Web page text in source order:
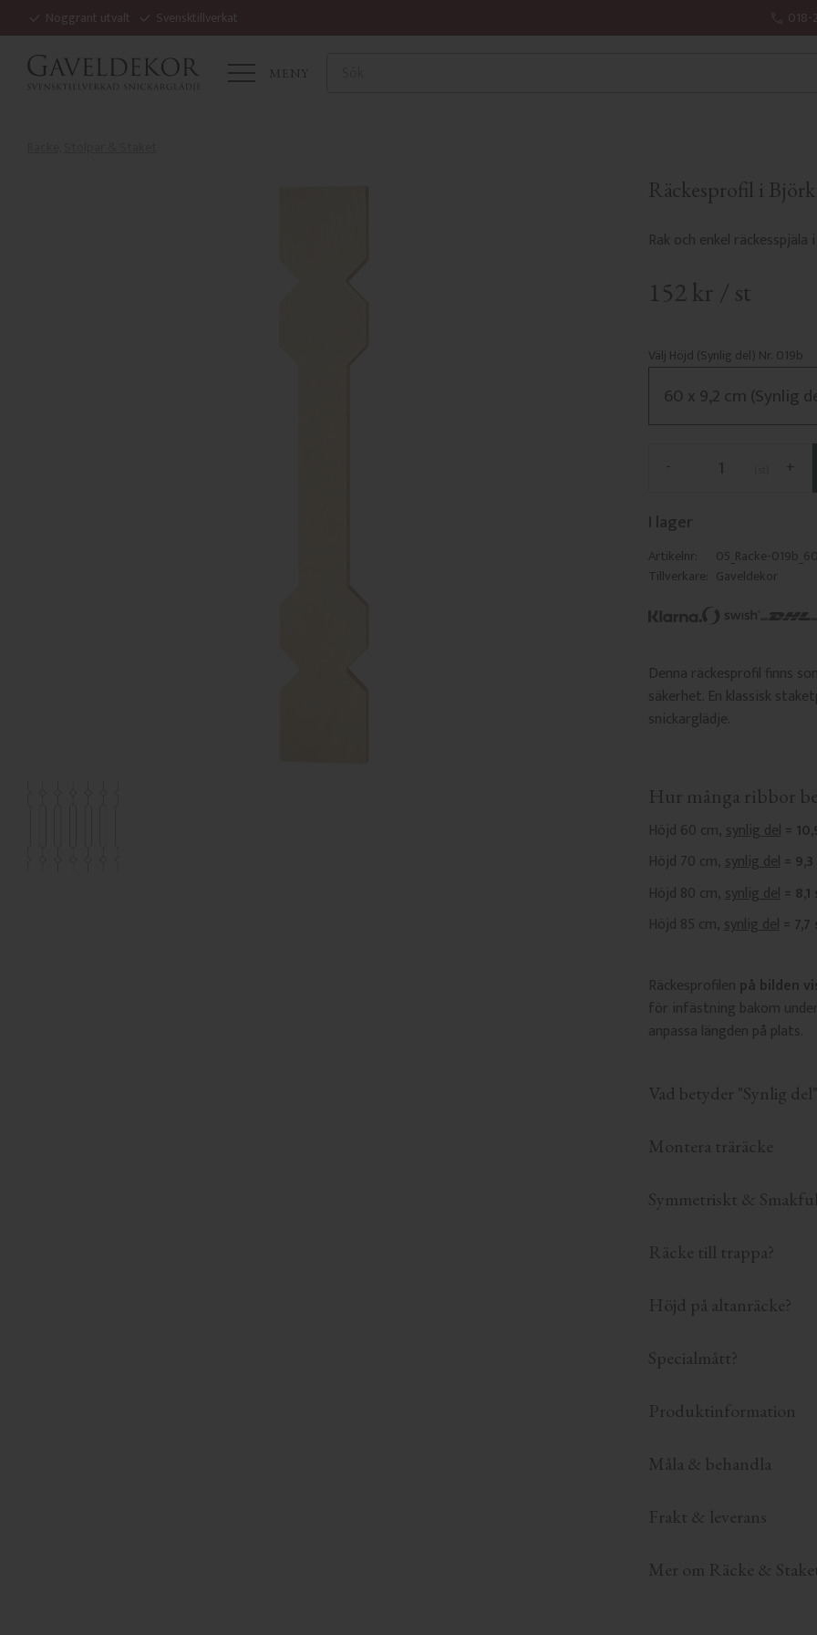
Noggrant utvalt Svensktillverkat 018-
MENY
Räckesprofil i
Rak och enkel
152 kr / st
Välj Höjd (Synlig del) Nr. 019b
+
-
I lager
Artikelnr
05_Racke-
Tillverkare Gaveldekor
Denna räckesprofil finns
säkerhet. En klassisk
snickarglädje.
Hur många ribbor
Höjd 60 cm,synlig del =
Höjd 70 cm,synlig del =
Höjd 80 cm,synlig del =
Höjd 85 cm,synlig del =
Räckesprofilen på bilden
för infästning bakom
anpassa längden på plats.
Vad betyder "Synlig
Montera träräcke
Symmetriskt &
Räcke till trappa?
Höjd på altanräcke?
Specialmått?
Produktinformation
Måla & behandla
Frakt & leverans
Mer om Räcke &